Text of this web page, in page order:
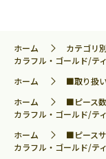
ホーム カテゴリ別
カラフル・ゴールド/
ホーム
■取り扱
ホーム
■ピース
カラフル・ゴールド/
ホーム
■ピース
カラフル・ゴールド/